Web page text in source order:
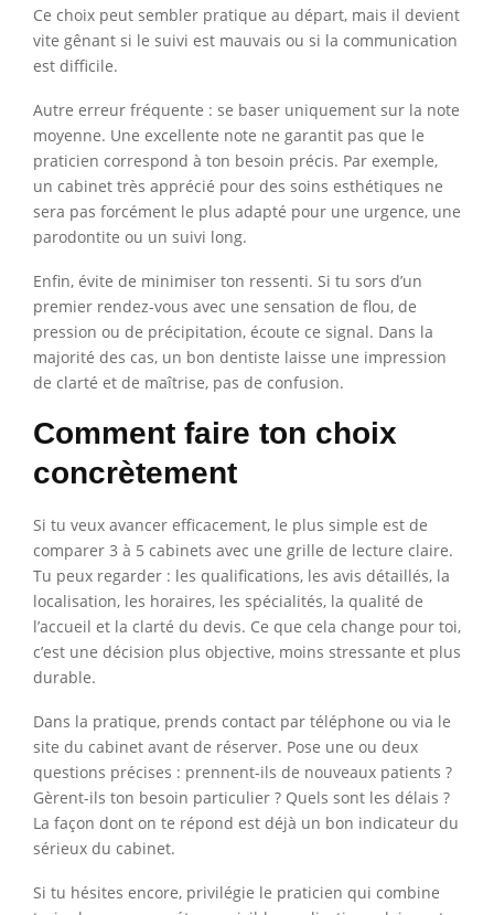
Ce choix peut sembler pratique au départ, mais il devient
vite gênant si le suivi est mauvais ou si la communication
est difficile.
Autre erreur fréquente : se baser uniquement sur la note
moyenne. Une excellente note ne garantit pas que le
praticien correspond à ton besoin précis. Par exemple,
un cabinet très apprécié pour des soins esthétiques ne
sera pas forcément le plus adapté pour une urgence, une
parodontite ou un suivi long.
Enfin, évite de minimiser ton ressenti. Si tu sors d’un
premier rendez-vous avec une sensation de flou, de
pression ou de précipitation, écoute ce signal. Dans la
majorité des cas, un bon dentiste laisse une impression
de clarté et de maîtrise, pas de confusion.
Comment faire ton choix
concrètement
Si tu veux avancer efficacement, le plus simple est de
comparer 3 à 5 cabinets avec une grille de lecture claire.
Tu peux regarder : les qualifications, les avis détaillés, la
localisation, les horaires, les spécialités, la qualité de
l’accueil et la clarté du devis. Ce que cela change pour toi,
c’est une décision plus objective, moins stressante et plus
durable.
Dans la pratique, prends contact par téléphone ou via le
site du cabinet avant de réserver. Pose une ou deux
questions précises : prennent-ils de nouveaux patients ?
Gèrent-ils ton besoin particulier ? Quels sont les délais ?
La façon dont on te répond est déjà un bon indicateur du
sérieux du cabinet.
Si tu hésites encore, privilégie le praticien qui combine